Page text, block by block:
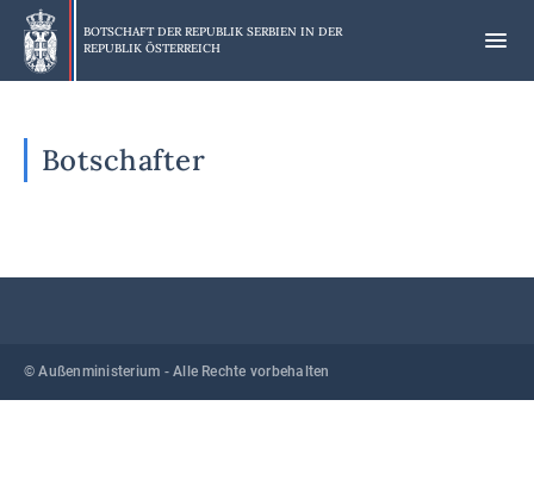
Skip
main
content
BOTSCHAFT DER REPUBLIK SERBIEN IN DER
REPUBLIK ÖSTERREICH
Botschafter
© Außenministerium - Alle Rechte vorbehalten